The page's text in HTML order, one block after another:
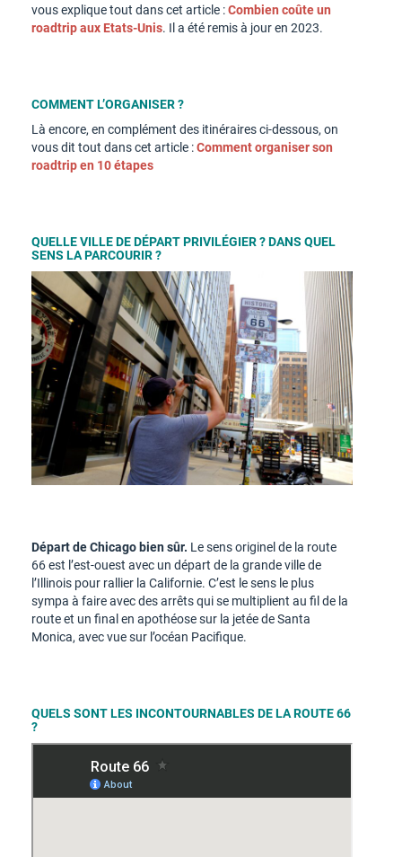
vous explique tout dans cet article :Combien coûte un
roadtrip aux Etats-Unis. Il a été remis à jour en 2023.
COMMENT L’ORGANISER ?
Là encore, en complément des itinéraires ci-dessous, on
vous dit tout dans cet article :Comment organiser son
roadtrip en 10 étapes
QUELLE VILLE DE DÉPART PRIVILÉGIER ?DANS QUEL
SENS LA PARCOURIR ?
Départ de Chicago bien sûr. Le sens originel de la route
66 est l’est-ouest avec un départ de la grande ville de
l’Illinois pour rallier la Californie. C’est le sens le plus
sympa à faire avec des arrêts qui se multiplient au fil de la
route et un final en apothéose sur la jetée de Santa
Monica, avec vue sur l’océan Pacifique.
QUELS SONT LES INCONTOURNABLES DE LA ROUTE 66
?